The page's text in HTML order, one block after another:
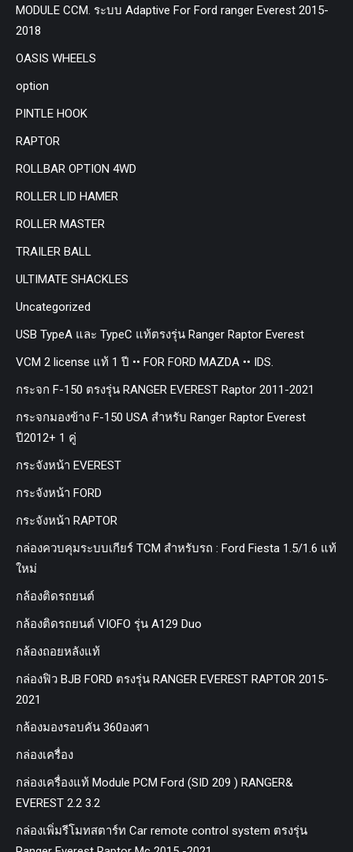
MODULE CCM. ระบบ Adaptive For Ford ranger Everest 2015-
2018
OASIS WHEELS
option
PINTLE HOOK
RAPTOR
ROLLBAR OPTION 4WD
ROLLER LID HAMER
ROLLER MASTER
TRAILER BALL
ULTIMATE SHACKLES
Uncategorized
USB TypeA และ TypeC แท้ตรงรุ่น Ranger Raptor Everest
VCM 2 license แท้ 1 ปี •• FOR FORD MAZDA •• IDS.
กระจก F-150 ตรงรุ่น RANGER EVEREST Raptor 2011-2021
กระจกมองข้าง F-150 USA สำหรับ Ranger Raptor Everest
ปี2012+ 1 คู่
กระจังหน้า EVEREST
กระจังหน้า FORD
กระจังหน้า RAPTOR
กล่องควบคุมระบบเกียร์ TCM สำหรับรถ : Ford Fiesta 1.5/1.6 แท้
ใหม่
กล้องติดรถยนต์
กล้องติดรถยนต์ VIOFO รุ่น A129 Duo
กล้องถอยหลังแท้
กล่องฟิว BJB FORD ตรงรุ่น RANGER EVEREST RAPTOR 2015-
2021
กล้องมองรอบคัน 360องศา
กล่องเครื่อง
กล่องเครื่องแท้ Module PCM Ford (SID 209 ) RANGER&
EVEREST 2.2 3.2
กล่องเพิ่มรีโมทสตาร์ท Car remote control system ตรงรุ่น